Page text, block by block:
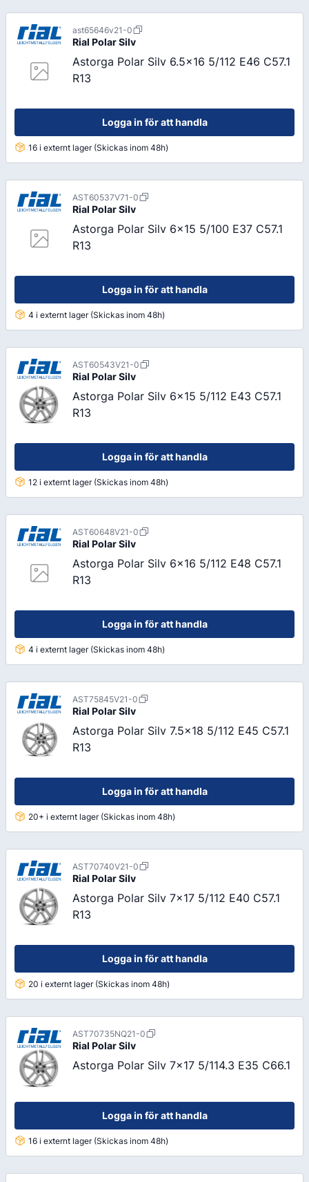
ast65646v21-0
Rial Polar Silv
Astorga Polar Silv 6.5x16 5/112 E46 C57.1
R13
Logga in för att handla
16 i externt lager (Skickas inom 48h)
AST60537V71-0
Rial Polar Silv
Astorga Polar Silv 6x15 5/100 E37 C57.1
R13
Logga in för att handla
4 i externt lager (Skickas inom 48h)
AST60543V21-0
Rial Polar Silv
Astorga Polar Silv 6x15 5/112 E43 C57.1
R13
Logga in för att handla
12 i externt lager (Skickas inom 48h)
AST60648V21-0
Rial Polar Silv
Astorga Polar Silv 6x16 5/112 E48 C57.1
R13
Logga in för att handla
4 i externt lager (Skickas inom 48h)
AST75845V21-0
Rial Polar Silv
Astorga Polar Silv 7.5x18 5/112 E45 C57.1
R13
Logga in för att handla
20+ i externt lager (Skickas inom 48h)
AST70740V21-0
Rial Polar Silv
Astorga Polar Silv 7x17 5/112 E40 C57.1
R13
Logga in för att handla
20 i externt lager (Skickas inom 48h)
AST70735NQ21-0
Rial Polar Silv
Astorga Polar Silv 7x17 5/114.3 E35 C66.1
Logga in för att handla
16 i externt lager (Skickas inom 48h)